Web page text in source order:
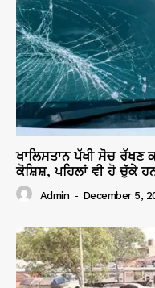
ਖਾਲਿਸਤਾਨ ਪੱਖੀ ਸੋਚ ਰੱਖਣ
ਕੋਸ਼ਿਸ਼, ਪਹਿਲਾਂ ਵੀ ਹੋ ਚੁੱਕੇ
Admin - December 5,